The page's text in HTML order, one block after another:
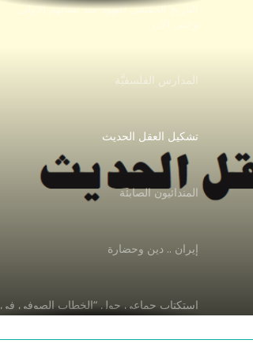
التاريخ الحقيقي لليهود منذ نشأتهم الأولى
المدارس الفلسفيَّة
تشكيل العقل الحديث
المندائيون الصابئة
إيران .. دين وحضارة
استكتاب جماعي حول “الخطاب الصوفي في
الفكر الإنساني”